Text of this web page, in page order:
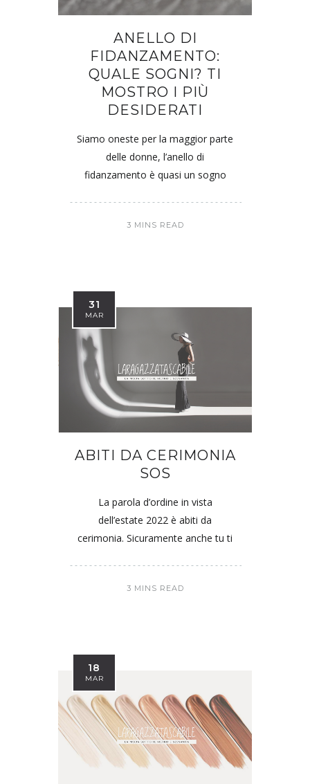
ANELLO DI
FIDANZAMENTO:
QUALE SOGNI? TI
MOSTRO I PIÙ
DESIDERATI
Siamo oneste per la maggior parte
delle donne, l’anello di
fidanzamento è quasi un sogno
3 MINS READ
31
MAR
ABITI DA CERIMONIA
SOS
La parola d’ordine in vista
dell’estate 2022 è abiti da
cerimonia. Sicuramente anche tu ti
3 MINS READ
18
MAR